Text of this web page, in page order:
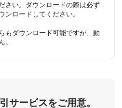
さい。ダウンロードの際は必ず
ンロードしてください。
もダウンロード可能ですが、動
。
サービスをご用意。